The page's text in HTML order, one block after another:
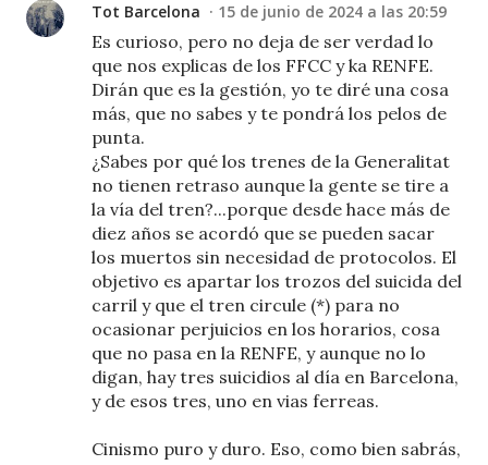
Tot Barcelona 15 de junio de 2024 a las 20:59
Es curioso, pero no deja de ser verdad lo
que nos explicas de los FFCC y ka RENFE.
Dirán que es la gestión, yo te diré una cosa
más, que no sabes y te pondrá los pelos de
punta.
¿Sabes por qué los trenes de la Generalitat
no tienen retraso aunque la gente se tire a
la vía del tren?...porque desde hace más de
diez años se acordó que se pueden sacar
los muertos sin necesidad de protocolos. El
objetivo es apartar los trozos del suicida del
carril y que el tren circule (*) para no
ocasionar perjuicios en los horarios, cosa
que no pasa en la RENFE, y aunque no lo
digan, hay tres suicidios al día en Barcelona,
y de esos tres, uno en vias ferreas.
Cinismo puro y duro. Eso, como bien sabrás,